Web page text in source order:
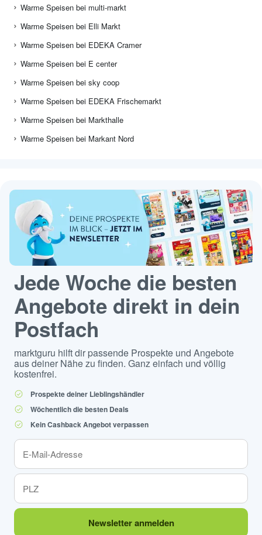
Warme Speisen bei multi-markt
Warme Speisen bei Elli Markt
Warme Speisen bei EDEKA Cramer
Warme Speisen bei E center
Warme Speisen bei sky coop
Warme Speisen bei EDEKA Frischemarkt
Warme Speisen bei Markthalle
Warme Speisen bei Markant Nord
Jede Woche die besten
Angebote direkt in dein
Postfach
marktguru hilft dir passende Prospekte und Angebote
aus deiner Nähe zu finden. Ganz einfach und völlig
kostenfrei.
Prospekte deiner Lieblingshändler
Wöchentlich die besten Deals
Kein Cashback Angebot verpassen
Newsletter anmelden